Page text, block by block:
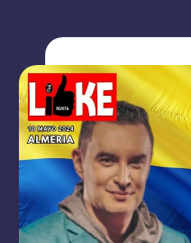
U
N
I
C
A
C